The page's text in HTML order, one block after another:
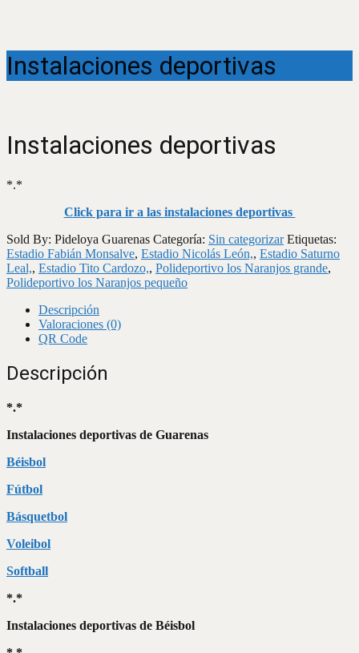
Instalaciones deportivas
Instalaciones deportivas
*.*
Click para ir a las instalaciones deportivas
Sold By: Pideloya Guarenas Categoría: Sin categorizar Etiquetas:
Estadio Fabián Monsalve, Estadio Nicolás León,, Estadio Saturno
Leal,, Estadio Tito Cardozo,, Polideportivo los Naranjos grande,
Polideportivo los Naranjos pequeño
Descripción
Valoraciones (0)
QR Code
Descripción
*.*
Instalaciones deportivas de Guarenas
Béisbol
Fútbol
Básquetbol
Voleibol
Softball
*.*
Instalaciones deportivas de Béisbol